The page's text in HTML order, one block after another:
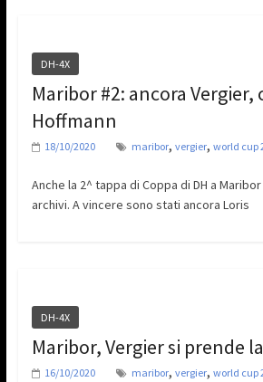
DH-4X
Maribor #2: ancora Vergier,
Hoffmann
18/10/2020 maribor, vergier, world cup
Anche la 2^ tappa di Coppa di DH a
archivi. A vincere sono stati ancora Loris
DH-4X
Maribor, Vergier si prende
16/10/2020 maribor, vergier, world cup